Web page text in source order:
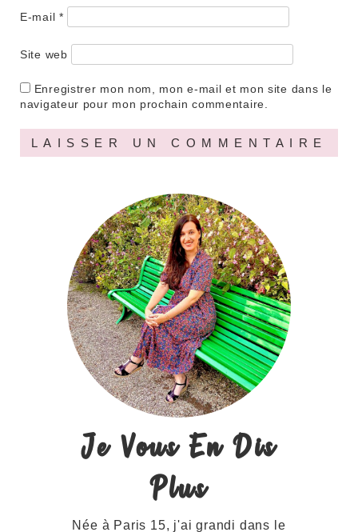
E-mail *
Site web
Enregistrer mon nom, mon e-mail et mon site dans le
navigateur pour mon prochain commentaire.
Je Vous En Dis
Plus
Née à Paris 15, j'ai grandi dans le